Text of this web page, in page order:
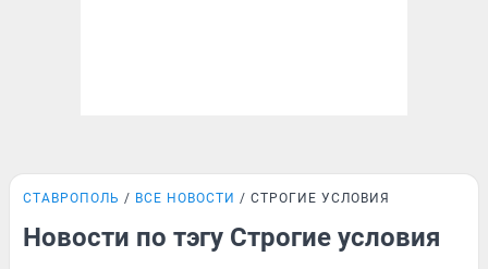
СТАВРОПОЛЬ ВСЕ НОВОСТИ СТРОГИЕ УСЛОВИЯ
Новости по тэгу Строгие условия